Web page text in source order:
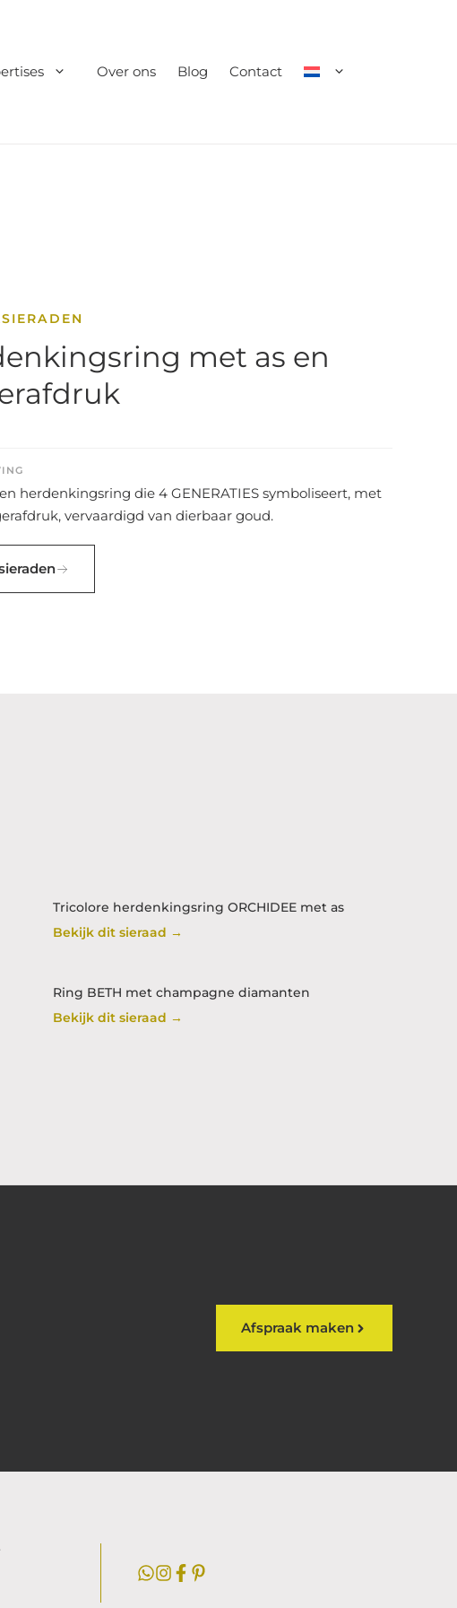
Over ons Blog Contact
met as en
herdenkingsring die 4 GENERATIES symboliseert, met
vervaardigd van dierbaar goud.
Tricolore herdenkingsring ORCHIDEE met as
Bekijk dit sieraad →
Ring BETH met champagne diamanten
Bekijk dit sieraad →
Afspraak maken